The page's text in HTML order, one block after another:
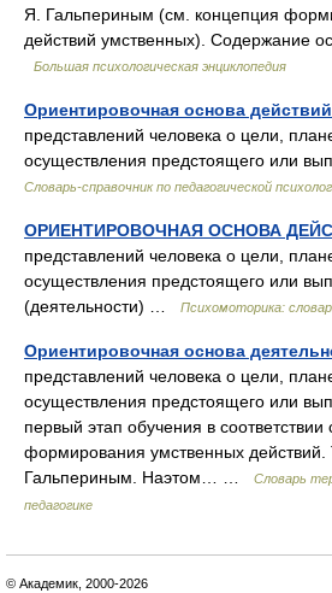
Я. Гальпериным (см. концепция
действий умственных). Содержание
Большая психологическая энциклопедия
Ориентировочная основа
представлений человека о цели,
осуществления предстоящего или
Словарь-справочник по педагогической
ОРИЕНТИРОВОЧНАЯ ОСНОВА
представлений человека о цели,
осуществления предстоящего или
(деятельности) …
Психомоторика:
Ориентировочная основа
представлений человека о цели,
осуществления предстоящего или
первый этап обучения в соответствии
формирования умственных
Гальпериным. Наэтом… …
Словарь
педагогике
© Академик, 2000-2026